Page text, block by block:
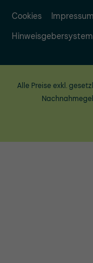
Cookies Impressum
Hinweisgebersystem
Alle Preise exkl.